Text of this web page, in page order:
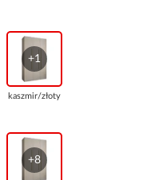
+1
kaszmir/złoty
+8